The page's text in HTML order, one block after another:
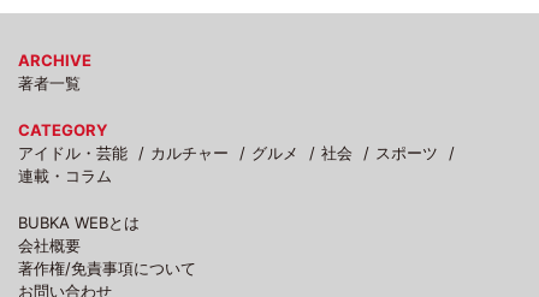
ARCHIVE
著者一覧
CATEGORY
アイドル・芸能
カルチャー グルメ 社会
スポーツ
連載・コラム
BUBKA WEBとは
会社概要
著作権/免責事項について
お問い合わせ